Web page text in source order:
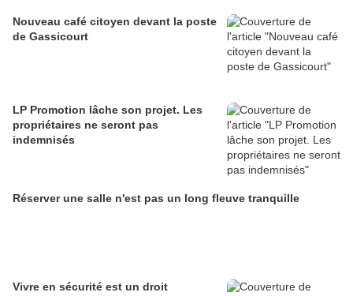
Nouveau café citoyen devant la poste
de Gassicourt
LP Promotion lâche son projet. Les
propriétaires ne seront pas
indemnisés
Réserver une salle n'est pas un long fleuve tranquille
Vivre en sécurité est un droit